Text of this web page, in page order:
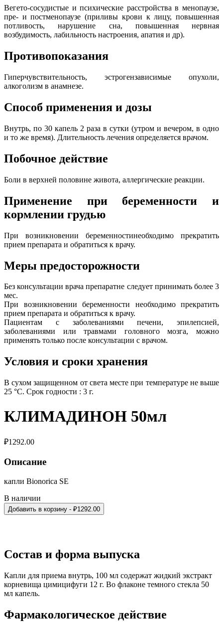
Вегето-сосудистые и психические расстройства в менопаузе,
пре- и постменопаузе (приливы крови к лицу, повышенная
потливость, нарушение сна, повышенная нервная
возбудимость, лабильность настроения, апатия и др).
Противопоказания
Гиперчувствительность, эстрогензависимые опухоли,
алкоголизм в анамнезе.
Способ применения и дозы
Внутрь, по 30 капель 2 раза в сутки (утром и вечером, в одно
и то же время). Длительность лечения определяется врачом.
Побочное действие
Боли в верхней половине живота, аллергические реакции.
Применение при беременности и
кормлении грудью
При возникновении беременностинеобходимо прекратить
прием препарата и обратиться к врачу.
Меры предосторожности
Без консультации врача препаратне следует принимать более 3
мес.
При возникновении беременности необходимо прекратить
прием препарата и обратиться к врачу.
Пациентам с заболеваниями печени, эпилепсией,
заболеваниями или травмами головного мозга, можно
применять только после консультации с врачом.
Условия и сроки хранения
В сухом защищенном от света месте при температуре не выше
25 °C. Срок годности : 3 г.
КЛИМАДИНОН 50мл
₽1292.00
Описание
капли Bionorica SE
В наличии
Добавить в корзину - ₽1292.00
Состав и форма выпуска
Капли для приема внутрь, 100 мл содержат жидкий экстракт
корневища цимицифуги 12 г. Во флаконе темного стекла 50
мл капель.
Фармакологическое действие